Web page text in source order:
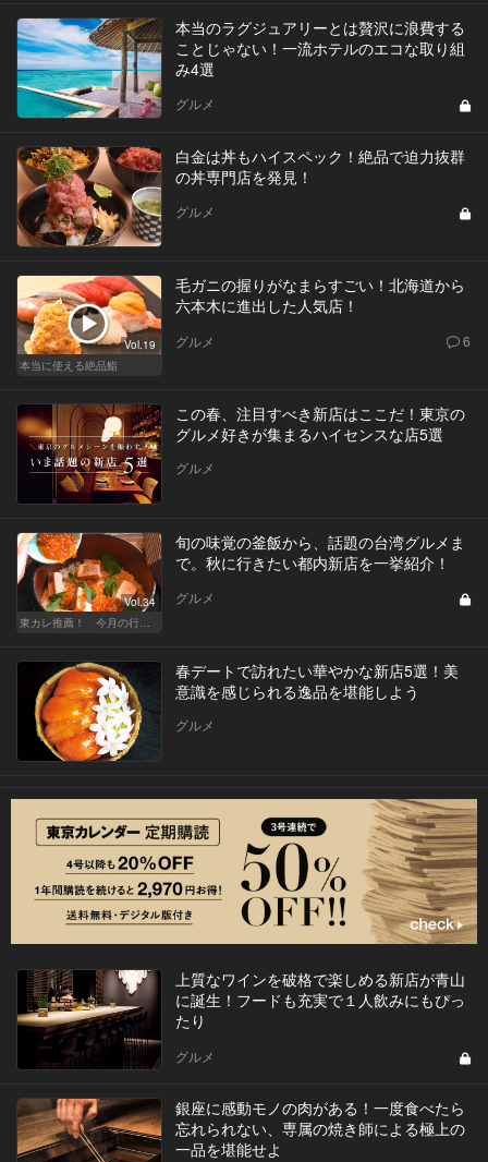
本当のラグジュアリーとは贅沢に浪費する
ことじゃない！一流ホテルのエコな取り組
み4選
グルメ
白金は丼もハイスペック！絶品で迫力抜群
の丼専門店を発見！
グルメ
Vol.19
本当に使える絶品鮨
毛ガニの握りがなまらすごい！北海道から
六本木に進出した人気店！
グルメ 6
この春、注目すべき新店はここだ！東京の
グルメ好きが集まるハイセンスな店5選
グルメ
Vol.34
旬の味覚の釜飯から、話題の台湾グルメま
で。秋に行きたい都内新店を一挙紹介！
グルメ
春デートで訪れたい華やかな新店5選！美
意識を感じられる逸品を堪能しよう
グルメ
上質なワインを破格で楽しめる新店が青山
に誕生！フードも充実で１人飲みにもぴっ
たり
グルメ
銀座に感動モノの肉がある！一度食べたら
忘れられない、専属の焼き師による極上の
一品を堪能せよ